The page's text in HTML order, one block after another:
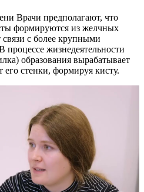
Врачи предполагают, что
формируются из желчных
с более крупными
жизнедеятельности
образования вырабатывает
его стенки, формируя кисту.